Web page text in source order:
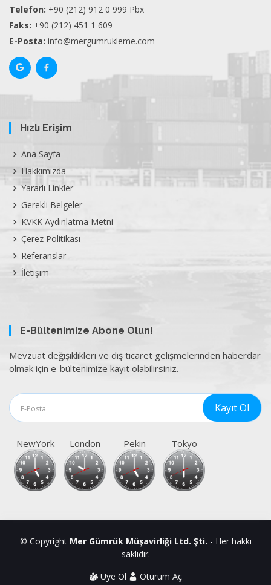
Telefon: +90 (212) 912 0 999 Pbx
Faks: +90 (212) 451 1 609
E-Posta: info@mergumrukleme.com
Hızlı Erişim
Ana Sayfa
Hakkımızda
Yararlı Linkler
Gerekli Belgeler
KVKK Aydınlatma Metni
Çerez Politikası
Referanslar
İletişim
E-Bültenimize Abone Olun!
Mevzuat değişiklikleri ve dış ticaret gelişmelerinden haberdar
olmak için e-bültenimize kayıt olabilirsiniz.
NewYork London Pekin Tokyo
© Copyright Mer Gümrük Müşavirliği Ltd. Şti. - Her hakkı
saklıdır.
Üye Ol
Oturum Aç